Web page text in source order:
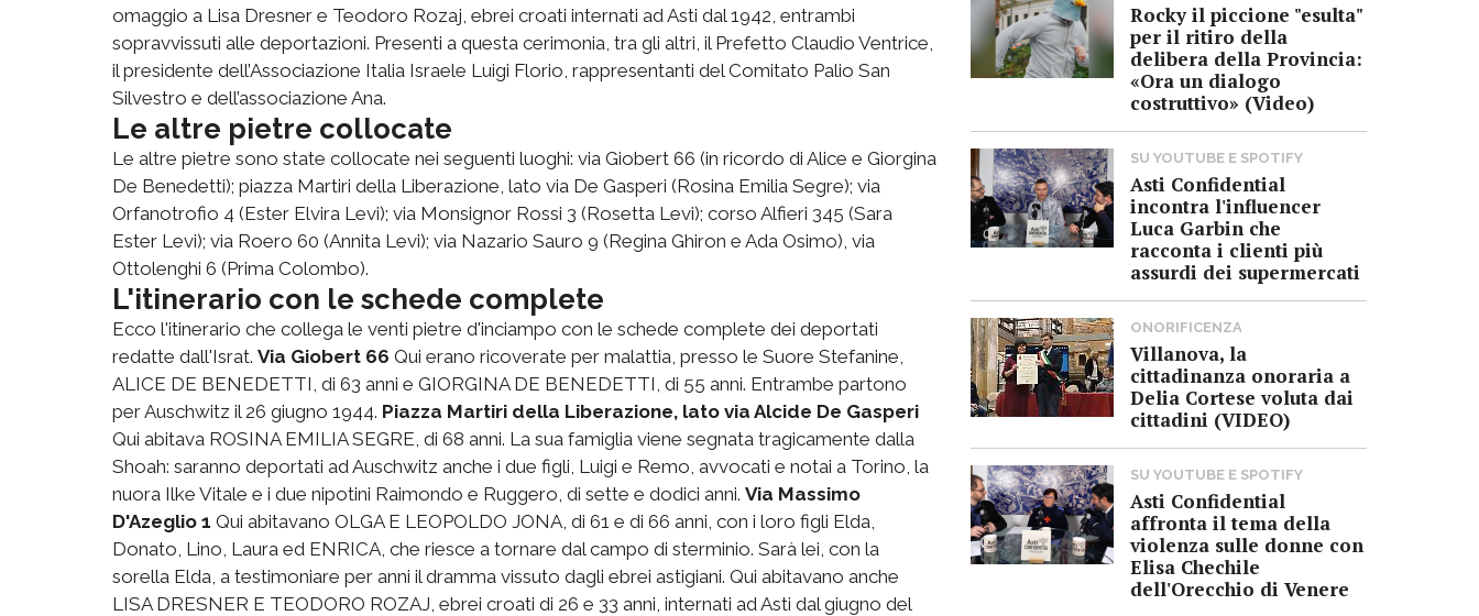
omaggio a Lisa Dresner e Teodoro Rozaj, ebrei croati internati ad Asti dal 1942, entrambi
sopravvissuti alle deportazioni. Presenti a questa cerimonia, tra gli altri, il Prefetto Claudio Ventrice,
il presidente dell’Associazione Italia Israele Luigi Florio, rappresentanti del Comitato Palio San
Silvestro e dell’associazione Ana.
Le altre pietre collocate
Le altre pietre sono state collocate nei seguenti luoghi: via Giobert 66 (in ricordo di Alice e Giorgina
De Benedetti); piazza Martiri della Liberazione, lato via De Gasperi (Rosina Emilia Segre); via
Orfanotrofio 4 (Ester Elvira Levi); via Monsignor Rossi 3 (Rosetta Levi); corso Alfieri 345 (Sara
Ester Levi); via Roero 60 (Annita Levi); via Nazario Sauro 9 (Regina Ghiron e Ada Osimo), via
Ottolenghi 6 (Prima Colombo).
L'itinerario con le schede complete
Ecco l'itinerario che collega le venti pietre d'inciampo con le schede complete dei deportati
redatte dall'Israt. Via Giobert 66 Qui erano ricoverate per malattia, presso le Suore Stefanine,
ALICE DE BENEDETTI, di 63 anni e GIORGINA DE BENEDETTI, di 55 anni. Entrambe partono
per Auschwitz il 26 giugno 1944. Piazza Martiri della Liberazione, lato via Alcide De Gasperi
Qui abitava ROSINA EMILIA SEGRE, di 68 anni. La sua famiglia viene segnata tragicamente dalla
Shoah: saranno deportati ad Auschwitz anche i due figli, Luigi e Remo, avvocati e notai a Torino, la
nuora Ilke Vitale e i due nipotini Raimondo e Ruggero, di sette e dodici anni. Via Massimo
D'Azeglio 1 Qui abitavano OLGA E LEOPOLDO JONA, di 61 e di 66 anni, con i loro figli Elda,
Donato, Lino, Laura ed ENRICA, che riesce a tornare dal campo di sterminio. Sarà lei, con la
sorella Elda, a testimoniare per anni il dramma vissuto dagli ebrei astigiani. Qui abitavano anche
LISA DRESNER E TEODORO ROZAJ, ebrei croati di 26 e 33 anni, internati ad Asti dal giugno del
Rocky il piccione "esulta"
per il ritiro della
delibera della Provincia:
«Ora un dialogo
costruttivo» (Video)
SU YOUTUBE E SPOTIFY
Asti Confidential
incontra l'influencer
Luca Garbin che
racconta i clienti più
assurdi dei supermercati
ONORIFICENZA
Villanova, la
cittadinanza onoraria a
Delia Cortese voluta dai
cittadini (VIDEO)
SU YOUTUBE E SPOTIFY
Asti Confidential
affronta il tema della
violenza sulle donne con
Elisa Chechile
dell'Orecchio di Venere